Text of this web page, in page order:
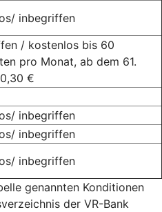
inbegriffen
/ kostenlos bis 60
pro Monat, ab dem 61.
€
inbegriffen
inbegriffen
inbegriffen
genannten Konditionen
der VR-Bank